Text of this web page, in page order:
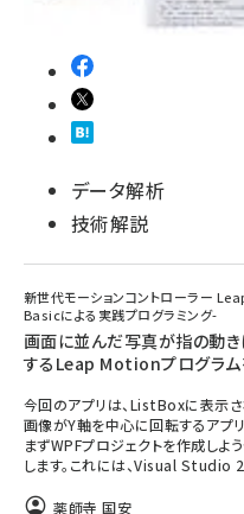
データ解析
技術解説
新世代モーションコントローラー
Basicによる実践プログラミング-
画面に並んだ写真が指の動
するLeap Motionプログラム
今回のアプリは、ListBoxに表示さ
画像がY軸を中心に回転するアプリ
まずWPFプロジェクトを作成し
します。これには、Visual Studio
薬師寺 国安